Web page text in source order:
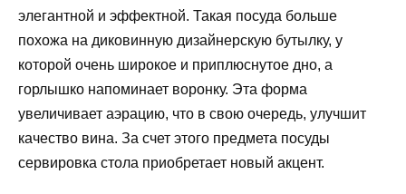
элегантной и эффектной. Такая посуда больше
похожа на диковинную дизайнерскую бутылку, у
которой очень широкое и приплюснутое дно, а
горлышко напоминает воронку. Эта форма
увеличивает аэрацию, что в свою очередь, улучшит
качество вина. За счет этого предмета посуды
сервировка стола приобретает новый акцент.